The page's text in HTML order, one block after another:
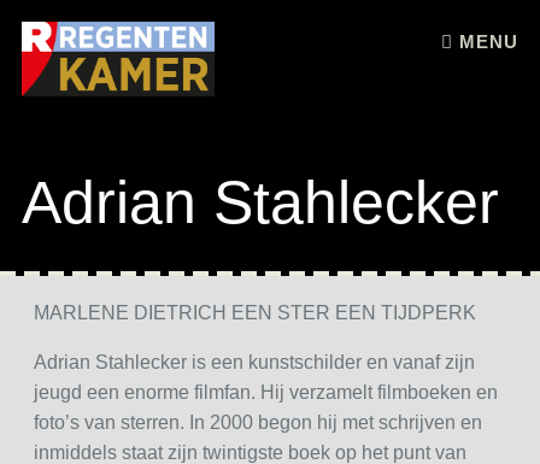
MENU
Skip to content
Adrian Stahlecker
MARLENE DIETRICH EEN STER EEN TIJDPERK
Adrian Stahlecker is een kunstschilder en vanaf zijn
jeugd een enorme filmfan. Hij verzamelt filmboeken en
foto’s van sterren. In 2000 begon hij met schrijven en
inmiddels staat zijn twintigste boek op het punt van